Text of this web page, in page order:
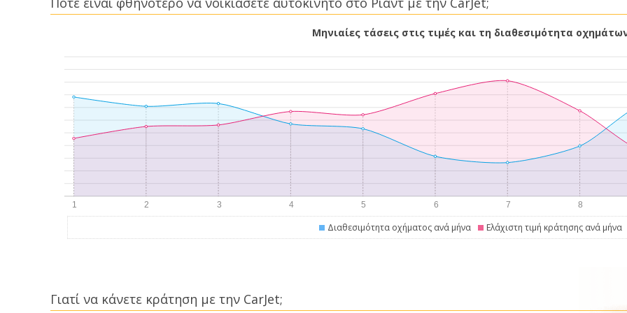
Μηνιαίες τάσεις στις τιμές και τη διαθεσιμότητα
Διαθεσιμότητα οχήματος ανά μήνα Ελάχιστη τιμή κράτησης ανά μήνα
Γιατί να κάνετε κράτηση με την CarJet;